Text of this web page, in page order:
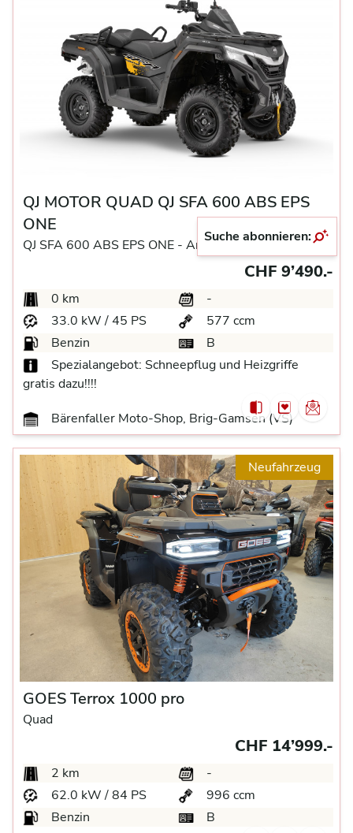
QJ MOTOR QUAD QJ SFA 600 ABS EPS
ONE
QJ SFA 600 ABS EPS ONE - Andere
CHF 9’490.-
0 km
-
33.0 kW / 45 PS
577 ccm
Benzin
B
Spezialangebot: Schneepflug und Heizgriffe
gratis dazu!!!!
Bärenfaller Moto-Shop, Brig-Gamsen (VS)
Neufahrzeug
GOES Terrox 1000 pro
Quad
CHF 14’999.-
2 km
-
62.0 kW / 84 PS
996 ccm
Benzin
B
Suche abonnieren: